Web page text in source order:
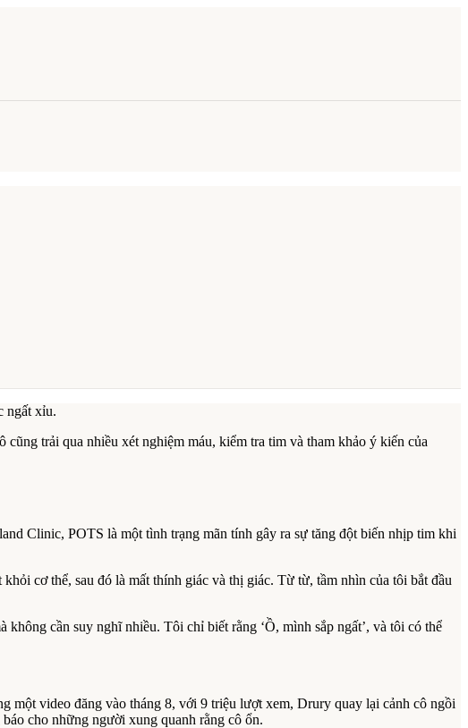
ngất xỉu.
cũng trải qua nhiều xét nghiệm máu, kiểm tra tim và tham khảo ý kiến của
Clinic, POTS là một tình trạng mãn tính gây ra sự tăng đột biến nhịp tim khi
cơ thể, sau đó là mất thính giác và thị giác. Từ từ, tầm nhìn của tôi bắt đầu
cần suy nghĩ nhiều. Tôi chỉ biết rằng ‘Ồ, mình sắp ngất’, và tôi có thể
một video đăng vào tháng 8, với 9 triệu lượt xem, Drury quay lại cảnh cô ngồi
cho những người xung quanh rằng cô ổn.